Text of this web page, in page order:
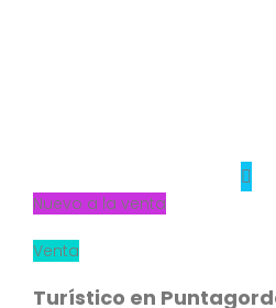
Nuevo a la venta
Venta
Turístico en